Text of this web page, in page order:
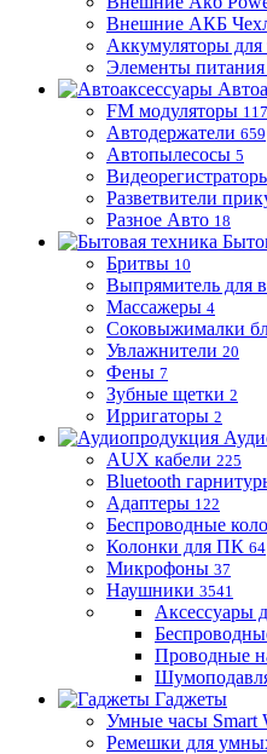
Внешние АКБ
Аккумуляторы для
Элементы питания
FM модуляторы 117
Автодержатели 659
Автопылесосы 5
Разветвители
Разное Авто 18
Бритвы 10
Выпрямитель для
Массажеры 4
Соковыжималки
Увлажнители 20
Фены 7
Зубные щетки 2
Ирригаторы 2
AUX кабели 225
Bluetooth
Адаптеры 122
Беспроводные
Колонки для ПК 64
Микрофоны 37
Наушники 3541
Аксессуары
Проводные
Гаджеты
Умные часы Smart
Ремешки для